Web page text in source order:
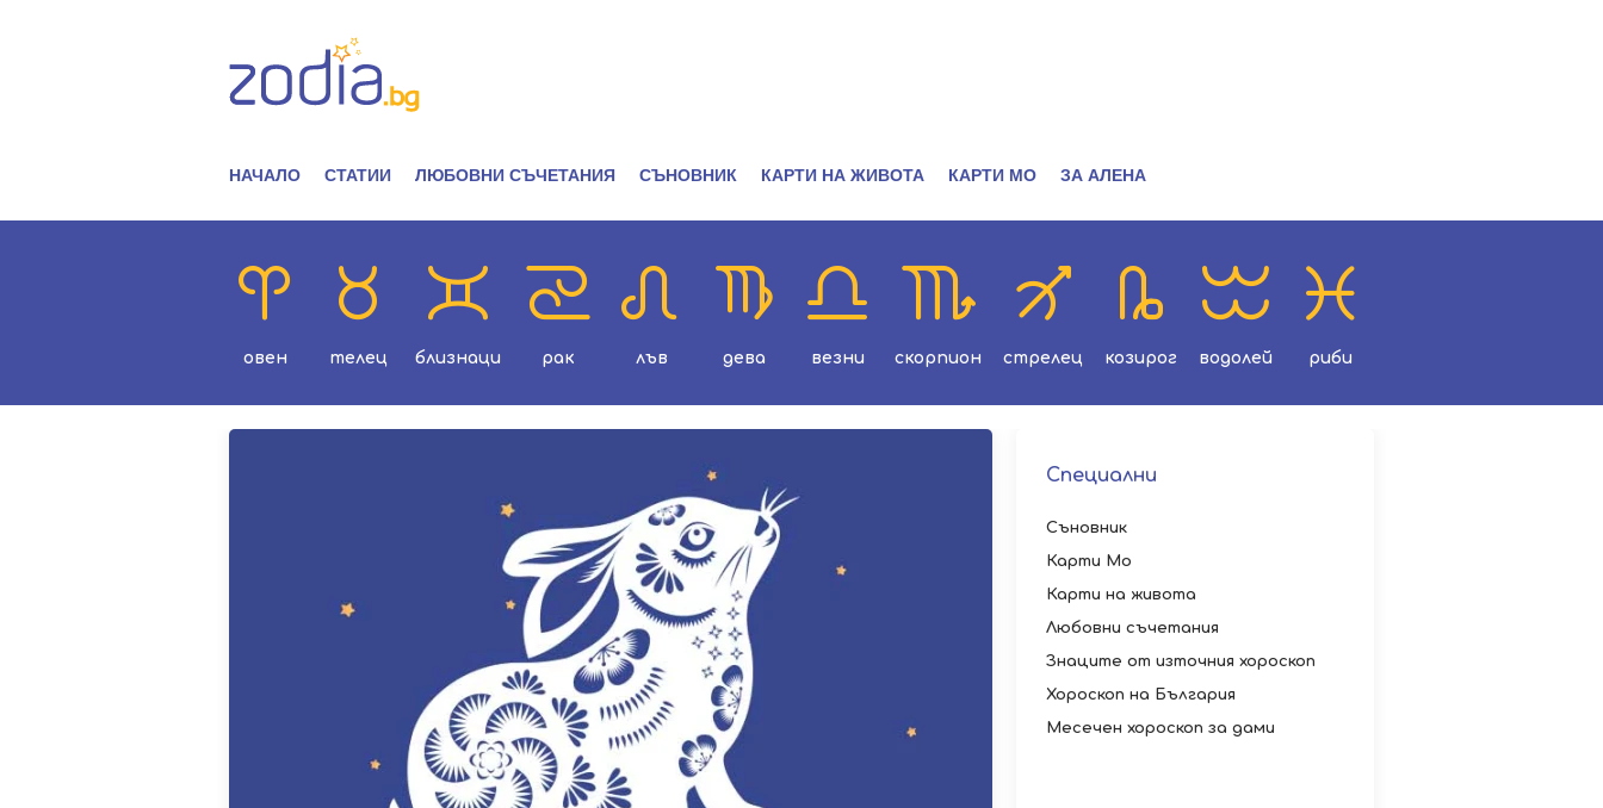
НАЧАЛО СТАТИИ ЛЮБОВНИ СЪЧЕТАНИЯ СЪНОВНИК КАРТИ НА ЖИВОТА КАРТИ МО ЗА АЛЕНА
овен телец близнаци рак лъв дева везни скорпион стрелец козирог водолей риби
Специални
Съновник
Карти Мо
Карти на живота
Любовни съчетания
Знаците от източния хороскоп
Хороскоп на България
Месечен хороскоп за дами